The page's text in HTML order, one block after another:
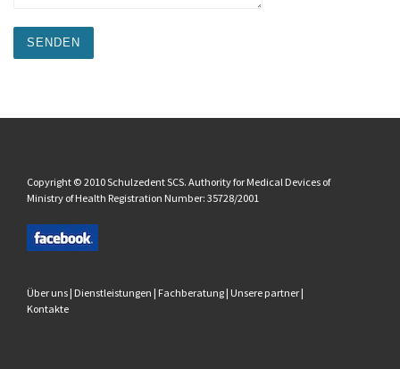
Copyright © 2010 Schulzedent SCS. Authority for Medical Devices of
Ministry of Health Registration Number: 35728/2001
Über uns | Dienstleistungen | Fachberatung | Unsere partner |
Kontakte